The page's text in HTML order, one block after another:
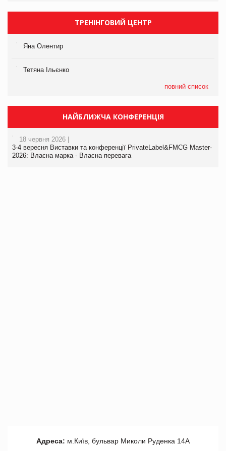
ТРЕНІНГОВИЙ ЦЕНТР
Яна Олентир
Тетяна Ільєнко
повний список
НАЙБЛИЖЧА КОНФЕРЕНЦІЯ
18 червня 2026 |
3-4 вересня Виставки та конференції PrivateLabel&FMCG Master-
2026: Власна марка - Власна перевага
Адреса: м.Київ, бульвар Миколи Руденка 14А